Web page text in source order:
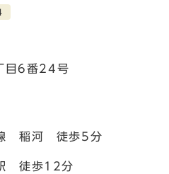
目6番24号
稲河 徒歩5分
徒歩12分